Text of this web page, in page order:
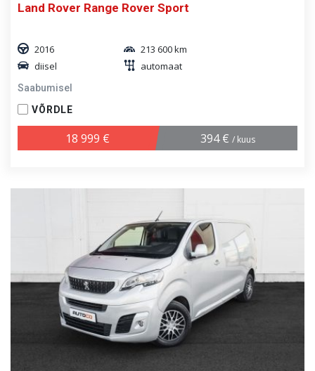
Land Rover Range Rover Sport
2016
213 600 km
diisel
automaat
Saabumisel
VÕRDLE
18 999 € 394 € / kuus